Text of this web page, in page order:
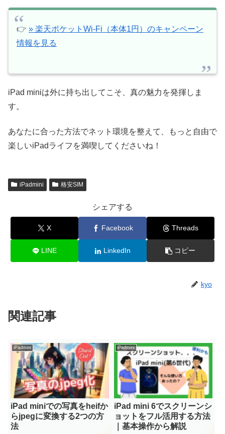
👉 » 楽天ポケットWi-Fi（本体1円）のキャンペーン
情報を見る
iPad miniは外に持ち出してこそ、真の魅力を発揮しま
す。
あなたに合った方法でネット環境を整えて、もっと自由で
楽しいiPadライフを満喫してくださいね！
iPadmini 格安SIM
シェアする
X Facebook Threads
LINE LinkedIn コピー
kyo
関連記事
iPadmini
iPad miniでの写真をheifか
らjpegに変換する2つの方
法
iPadmini
iPad mini 6でスクリーンシ
ョットをフル活用する方法
｜基本操作から解説